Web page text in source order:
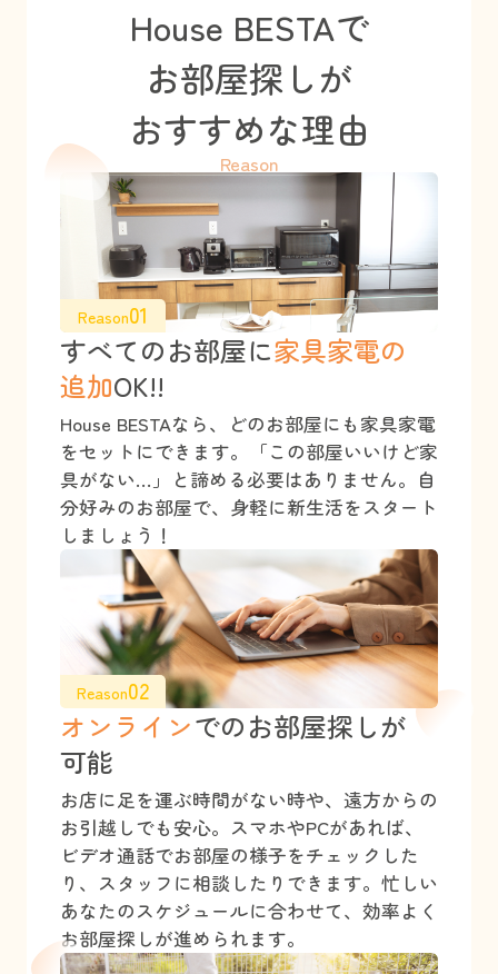
House BESTAで
お部屋探しが
おすすめな理由
Reason
Reason01
すべてのお部屋に家具家電の
追加OK!!
House BESTAなら、どのお部屋にも家具家電
をセットにできます。「この部屋いいけど家
具がない…」と諦める必要はありません。自
分好みのお部屋で、身軽に新生活をスタート
しましょう！
Reason02
オンラインでのお部屋探しが
可能
お店に足を運ぶ時間がない時や、遠方からの
お引越しでも安心。スマホやPCがあれば、
ビデオ通話でお部屋の様子をチェックした
り、スタッフに相談したりできます。忙しい
あなたのスケジュールに合わせて、効率よく
お部屋探しが進められます。